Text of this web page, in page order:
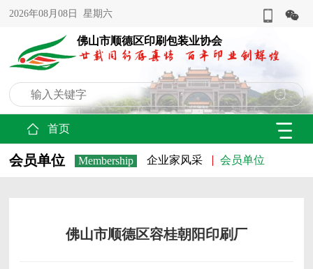
2026年08月08日 星期六
佛山市顺德区印刷包装业协会
首页
会员单位 Membership 企业家风采 会员单位
佛山市顺德区容桂朝阳印刷厂